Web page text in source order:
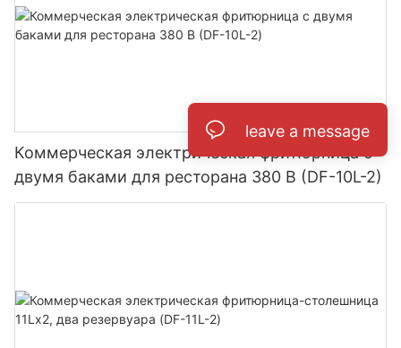
Коммерческая электрическая фритюрница с
двумя баками для ресторана 380 В (DF-10L-2)
leave a message